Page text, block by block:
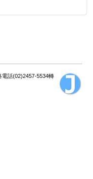
話(02)2457-5534轉